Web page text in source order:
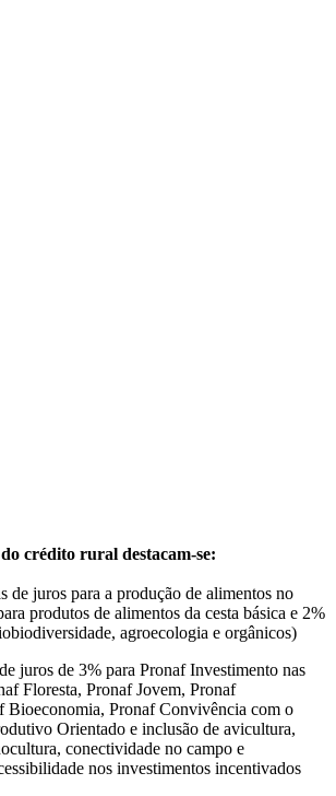
crédito rural destacam-se:
de juros para a produção de alimentos no
produtos de alimentos da cesta básica e 2%
agroecologia e orgânicos)
juros de 3% para Pronaf Investimento nas
Floresta, Pronaf Jovem, Pronaf
Bioeconomia, Pronaf Convivência com o
Orientado e inclusão de avicultura,
conectividade no campo e
nos investimentos incentivados